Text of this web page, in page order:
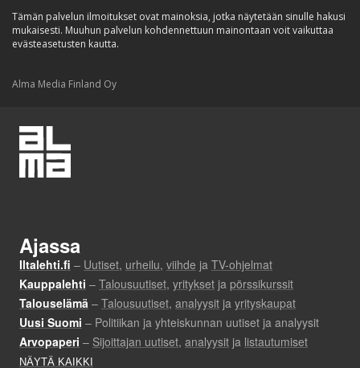
Tämän palvelun ilmoitukset ovat mainoksia, jotka näytetään sinulle hakusi
mukaisesti. Muuhun palvelun kohdennettuun mainontaan voit vaikuttaa
evästeasetusten kautta.
Alma Media Finland Oy